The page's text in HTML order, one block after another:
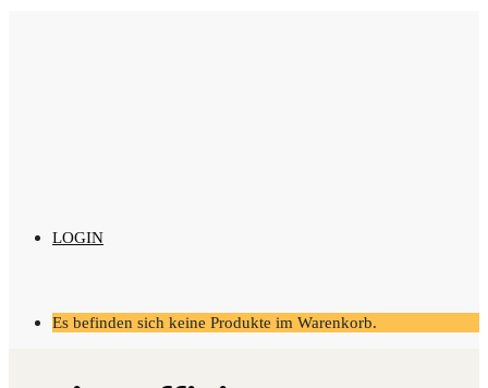
LOGIN
Es befinden sich keine Produkte im Warenkorb.